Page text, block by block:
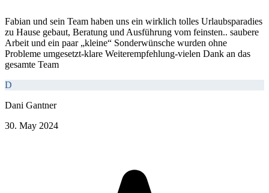
Fabian und sein Team haben uns ein wirklich tolles Urlaubsparadies
zu Hause gebaut, Beratung und Ausführung vom feinsten.. saubere
Arbeit und ein paar „kleine“ Sonderwünsche wurden ohne
Probleme umgesetzt-klare Weiterempfehlung-vielen Dank an das
gesamte Team
D
Dani Gantner
30. May 2024